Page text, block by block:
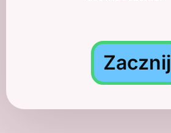
Zacznij